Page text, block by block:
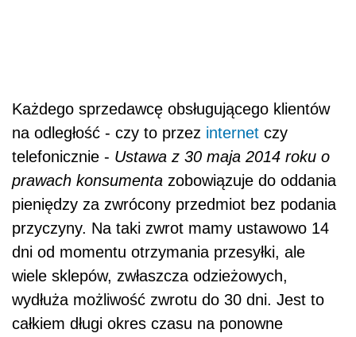
Każdego sprzedawcę obsługującego klientów
na odległość - czy to przez internet czy
telefonicznie - Ustawa z 30 maja 2014 roku o
prawach konsumenta zobowiązuje do oddania
pieniędzy za zwrócony przedmiot bez podania
przyczyny. Na taki zwrot mamy ustawowo 14
dni od momentu otrzymania przesyłki, ale
wiele sklepów, zwłaszcza odzieżowych,
wydłuża możliwość zwrotu do 30 dni. Jest to
całkiem długi okres czasu na ponowne